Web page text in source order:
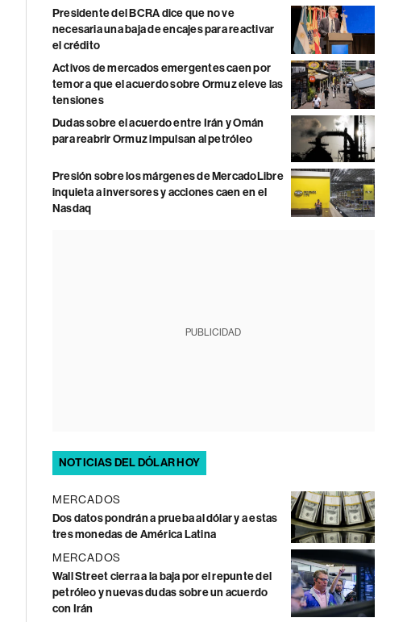
Presidente del BCRA dice que no ve
necesaria una baja de encajes para reactivar
el crédito
Activos de mercados emergentes caen por
temor a que el acuerdo sobre Ormuz eleve las
tensiones
Dudas sobre el acuerdo entre Irán y Omán
para reabrir Ormuz impulsan al petróleo
Presión sobre los márgenes de MercadoLibre
inquieta a inversores y acciones caen en el
Nasdaq
PUBLICIDAD
NOTICIAS DEL DÓLAR HOY
MERCADOS
Dos datos pondrán a prueba al dólar y a estas
tres monedas de América Latina
MERCADOS
Wall Street cierra a la baja por el repunte del
petróleo y nuevas dudas sobre un acuerdo
con Irán